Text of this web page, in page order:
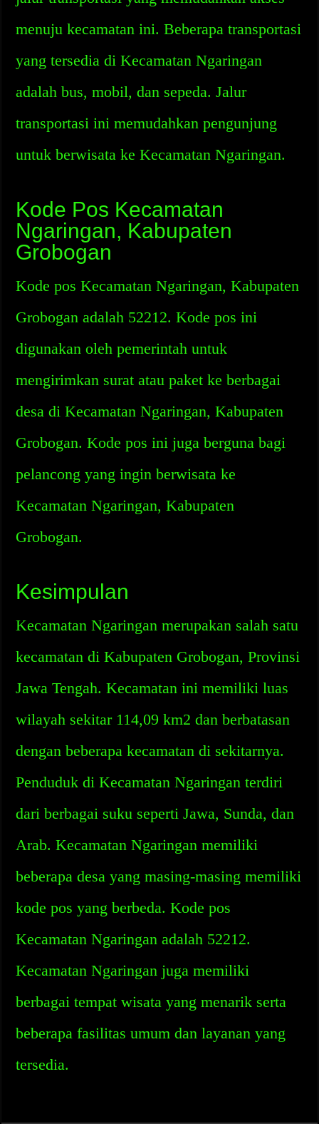
menuju kecamatan ini. Beberapa transportasi
yang tersedia di Kecamatan Ngaringan
adalah bus, mobil, dan sepeda. Jalur
transportasi ini memudahkan pengunjung
untuk berwisata ke Kecamatan Ngaringan.
Kode Pos Kecamatan
Ngaringan, Kabupaten
Grobogan
Kode pos Kecamatan Ngaringan, Kabupaten
Grobogan adalah 52212. Kode pos ini
digunakan oleh pemerintah untuk
mengirimkan surat atau paket ke berbagai
desa di Kecamatan Ngaringan, Kabupaten
Grobogan. Kode pos ini juga berguna bagi
pelancong yang ingin berwisata ke
Kecamatan Ngaringan, Kabupaten
Grobogan.
Kesimpulan
Kecamatan Ngaringan merupakan salah satu
kecamatan di Kabupaten Grobogan, Provinsi
Jawa Tengah. Kecamatan ini memiliki luas
wilayah sekitar 114,09 km2 dan berbatasan
dengan beberapa kecamatan di sekitarnya.
Penduduk di Kecamatan Ngaringan terdiri
dari berbagai suku seperti Jawa, Sunda, dan
Arab. Kecamatan Ngaringan memiliki
beberapa desa yang masing-masing memiliki
kode pos yang berbeda. Kode pos
Kecamatan Ngaringan adalah 52212.
Kecamatan Ngaringan juga memiliki
berbagai tempat wisata yang menarik serta
beberapa fasilitas umum dan layanan yang
tersedia.